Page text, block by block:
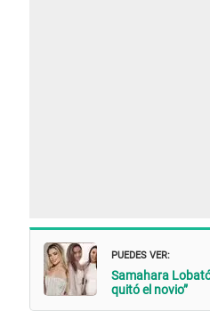
PUEDES VER:
Samahara
quitó el novio”